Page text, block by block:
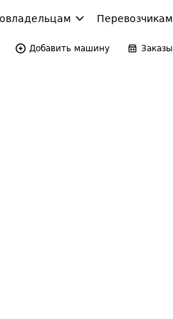
Перевозчикам
Добавить машину Заказы